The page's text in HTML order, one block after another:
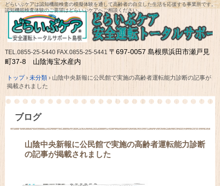
どらいぶケアは認知機能検査の模擬体験を通して高齢者の自立した生活を応援する事業所です。
認知機能検査体験のご要望はどらいぶケアへご相談ください。
TEL.0855-25-5440 FAX.0855-25-5441 〒697-0057 島根県浜田市瀬戸見
町37-8 山陰海宝水産内
トップ› 未分類 › 山陰中央新報に公民館で実施の高齢者運転能力診断の記事が
掲載されました
ブログ
山陰中央新報に公民館で実施の高齢者運転能力診断
の記事が掲載されました